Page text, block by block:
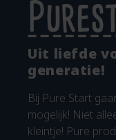
Uit liefde
generatie!
Bij Pure Start
mogelijk! Niet
kleintje! Pure